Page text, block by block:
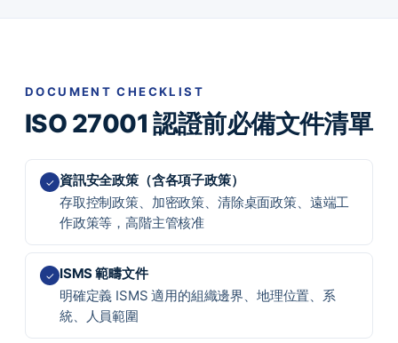
DOCUMENT CHECKLIST
ISO 27001 認證前必備文件清單
✓ 資訊安全政策（含各項子政策）
存取控制政策、加密政策、清除桌面政策、遠端工
作政策等，高階主管核准
✓ ISMS 範疇文件
明確定義 ISMS 適用的組織邊界、地理位置、系
統、人員範圍